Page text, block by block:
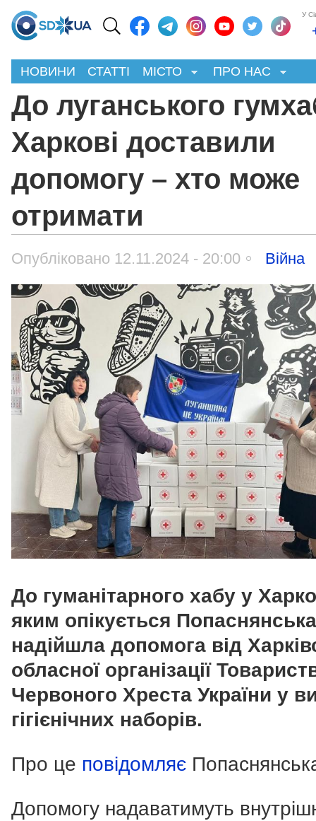
У
НОВИНИ СТАТТІ МІСТО ПРО НАС
До луганського
Харкові доставили
допомогу – хто може
отримати
Опубліковано 12.11.2024 - 20:00 Війна
До гуманітарного хабу у
яким опікується
надійшла допомога від
обласної організації
Червоного Хреста України у
гігієнічних наборів.
Про це повідомляє
Допомогу надаватимуть